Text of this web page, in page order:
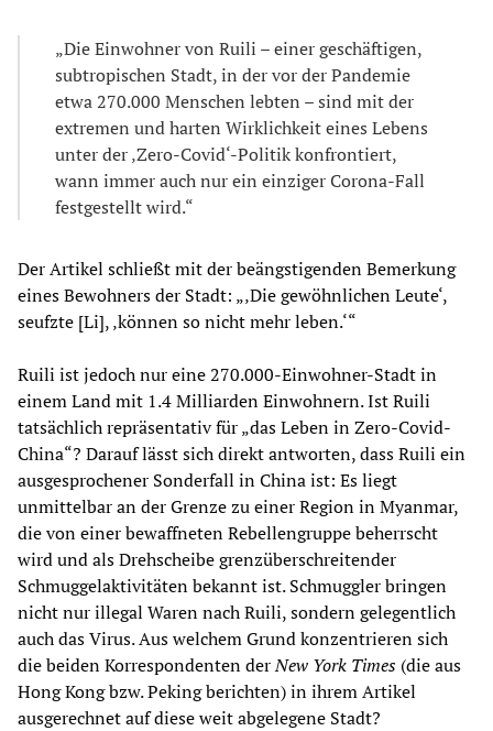
„Die Einwohner von Ruili – einer geschäftigen,
subtropischen Stadt, in der vor der Pandemie
etwa 270.000 Menschen lebten – sind mit der
extremen und harten Wirklichkeit eines Lebens
unter der ‚Zero-Covid‘-Politik konfrontiert,
wann immer auch nur ein einziger Corona-Fall
festgestellt wird.“
Der Artikel schließt mit der beängstigenden Bemerkung
eines Bewohners der Stadt: „‚Die gewöhnlichen Leute‘,
seufzte [Li], ‚können so nicht mehr leben.‘“
Ruili ist jedoch nur eine 270.000-Einwohner-Stadt in
einem Land mit 1.4 Milliarden Einwohnern. Ist Ruili
tatsächlich repräsentativ für „das Leben in Zero-Covid-
China“? Darauf lässt sich direkt antworten, dass Ruili ein
ausgesprochener Sonderfall in China ist: Es liegt
unmittelbar an der Grenze zu einer Region in Myanmar,
die von einer bewaffneten Rebellengruppe beherrscht
wird und als Drehscheibe grenzüberschreitender
Schmuggelaktivitäten bekannt ist. Schmuggler bringen
nicht nur illegal Waren nach Ruili, sondern gelegentlich
auch das Virus. Aus welchem Grund konzentrieren sich
die beiden Korrespondenten derNew York Times (die aus
Hong Kong bzw. Peking berichten) in ihrem Artikel
ausgerechnet auf diese weit abgelegene Stadt?